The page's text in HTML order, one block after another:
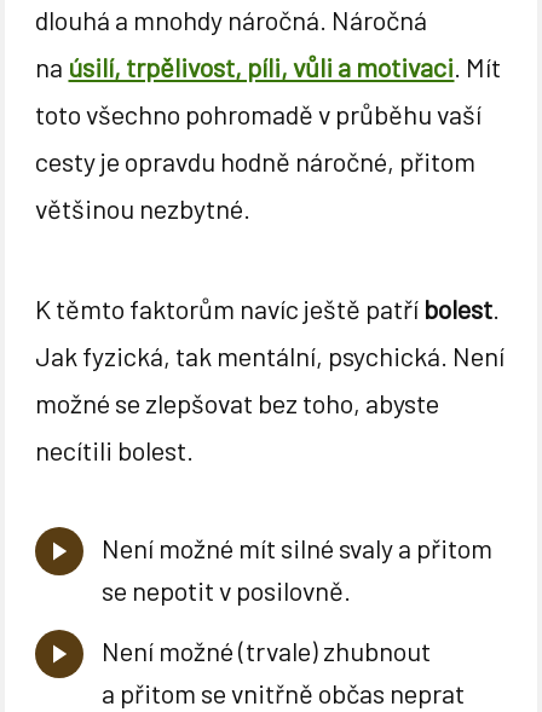
dlouhá a mnohdy náročná. Náročná
na úsilí, trpělivost, píli, vůli a motivaci. Mít
toto všechno pohromadě v průběhu vaší
cesty je opravdu hodně náročné, přitom
většinou nezbytné.
K těmto faktorům navíc ještě patří bolest.
Jak fyzická, tak mentální, psychická. Není
možné se zlepšovat bez toho, abyste
necítili bolest.
Není možné mít silné svaly a přitom
se nepotit v posilovně.
Není možné (trvale) zhubnout
a přitom se vnitřně občas neprat